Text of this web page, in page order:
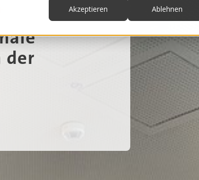
Akzeptieren
Ablehnen
der